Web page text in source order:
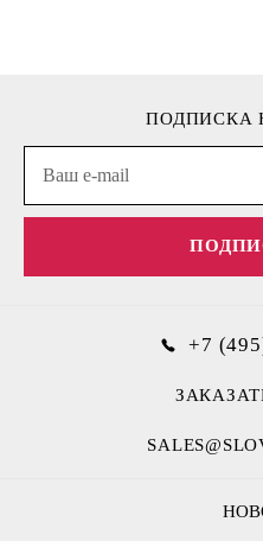
ПОДПИСКА
+7